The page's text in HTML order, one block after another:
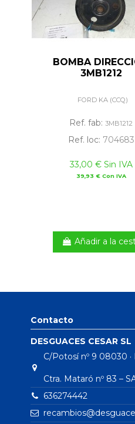
BOMBA
3MB1212
FORD KA (CCQ)
Ref. fab: 3MB1212
Ref. loc: 704683
33,00 € Sin IVA
39,93 € Con IVA
Añadir a la
Contacto
DESGUACES CESAR SL
C/Potosí nº 9 08030
Ctra. Mataró nº 83 –
636274442